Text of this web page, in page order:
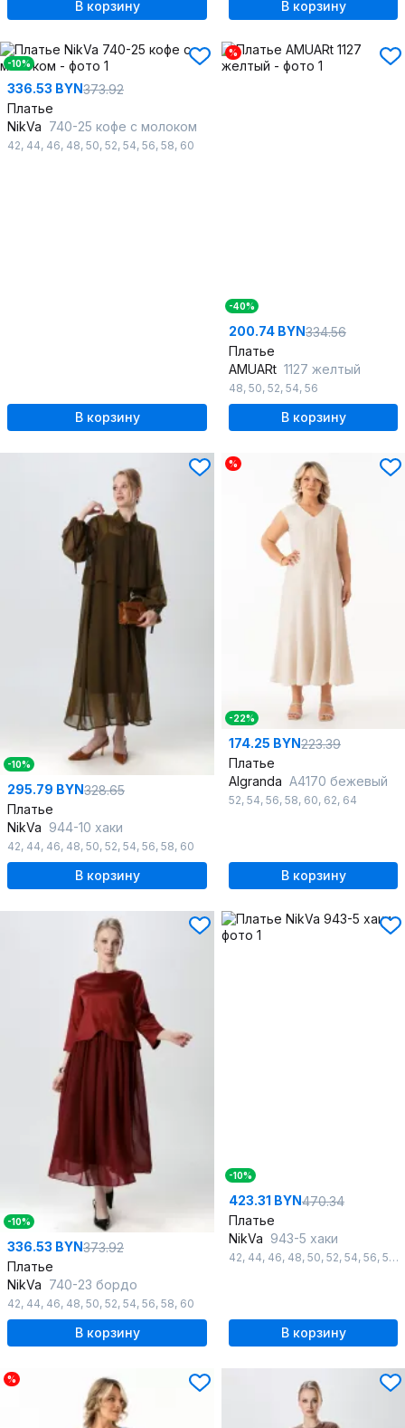
В корзину В корзину
-10%
336.53 BYN373.92
Платье
NikVa 740-25 кофе с молоком
42, 44, 46, 48, 50, 52, 54, 56, 58, 60
В корзину
%
-40%
200.74 BYN334.56
Платье
AMUARt 1127 желтый
48, 50, 52, 54, 56
В корзину
-10%
295.79 BYN328.65
Платье
NikVa 944-10 хаки
42, 44, 46, 48, 50, 52, 54, 56, 58, 60
В корзину
%
-22%
174.25 BYN223.39
Платье
Algranda A4170 бежевый
52, 54, 56, 58, 60, 62, 64
В корзину
-10%
336.53 BYN373.92
Платье
NikVa 740-23 бордо
42, 44, 46, 48, 50, 52, 54, 56, 58, 60
В корзину
-10%
423.31 BYN470.34
Платье
NikVa 943-5 хаки
42, 44, 46, 48, 50, 52, 54, 56, 58 ,
В корзину
%